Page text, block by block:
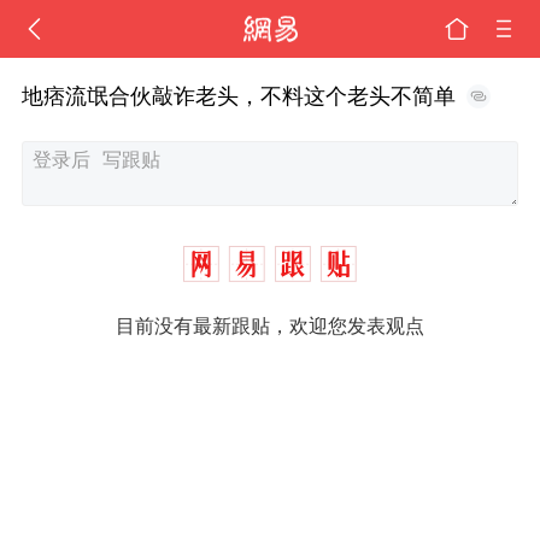
地痞流氓合伙敲诈老头，不料这个老头不简单
目前没有最新跟贴，欢迎您发表观点